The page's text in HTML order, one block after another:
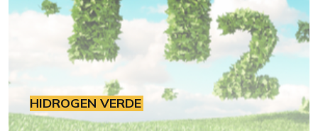
HIDROGEN VERDE